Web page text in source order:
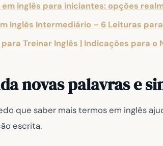
em inglês para iniciantes: opções
Inglês Intermediário – 6 Leituras
para Treinar Inglês | Indicações para o
novas palavras e
que saber mais termos em inglês
escrita.